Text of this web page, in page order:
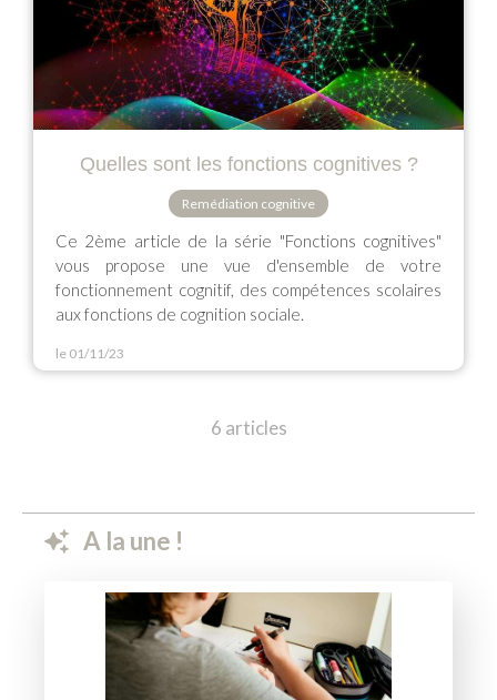
Quelles sont les fonctions cognitives ?
Remédiation cognitive
Ce 2ème article de la série "Fonctions cognitives"
vous propose une vue d'ensemble de votre
fonctionnement cognitif, des compétences scolaires
aux fonctions de cognition sociale.
le 01/11/23
6 articles
A la une !